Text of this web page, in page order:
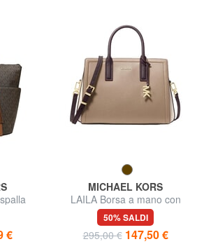
€
MICHAEL KORS
LAILA Borsa a mano con
tracolla, in pelle
50% SALDI
295,00 € 147,50 €